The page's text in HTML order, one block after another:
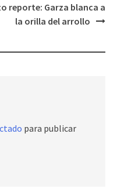
reporte: Garza blanca a
la orilla del arrollo
para publicar